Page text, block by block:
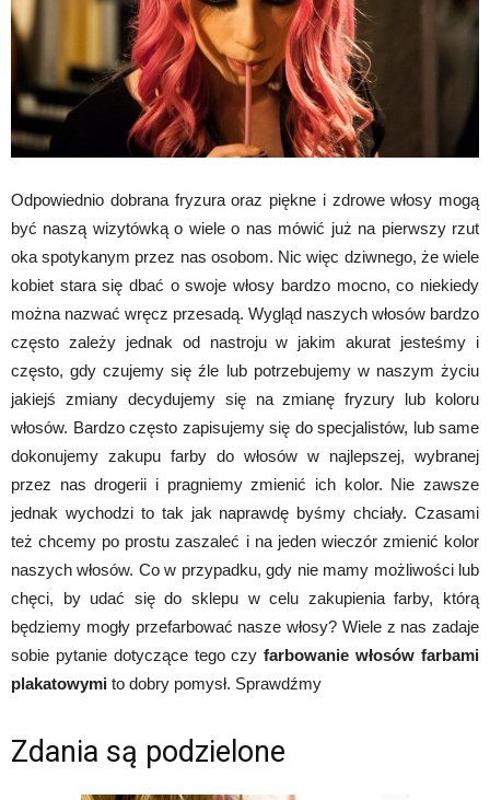
Odpowiednio dobrana fryzura oraz piękne i zdrowe włosy mogą
być naszą wizytówką o wiele o nas mówić już na pierwszy rzut
oka spotykanym przez nas osobom. Nic więc dziwnego, że wiele
kobiet stara się dbać o swoje włosy bardzo mocno, co niekiedy
można nazwać wręcz przesadą. Wygląd naszych włosów bardzo
często zależy jednak od nastroju w jakim akurat jesteśmy i
często, gdy czujemy się źle lub potrzebujemy w naszym życiu
jakiejś zmiany decydujemy się na zmianę fryzury lub koloru
włosów. Bardzo często zapisujemy się do specjalistów, lub same
dokonujemy zakupu farby do włosów w najlepszej, wybranej
przez nas drogerii i pragniemy zmienić ich kolor. Nie zawsze
jednak wychodzi to tak jak naprawdę byśmy chciały. Czasami
też chcemy po prostu zaszaleć i na jeden wieczór zmienić kolor
naszych włosów. Co w przypadku, gdy nie mamy możliwości lub
chęci, by udać się do sklepu w celu zakupienia farby, którą
będziemy mogły przefarbować nasze włosy? Wiele z nas zadaje
sobie pytanie dotyczące tego czyfarbowanie włosów farbami
plakatowymi to dobry pomysł. Sprawdźmy
Zdania są podzielone